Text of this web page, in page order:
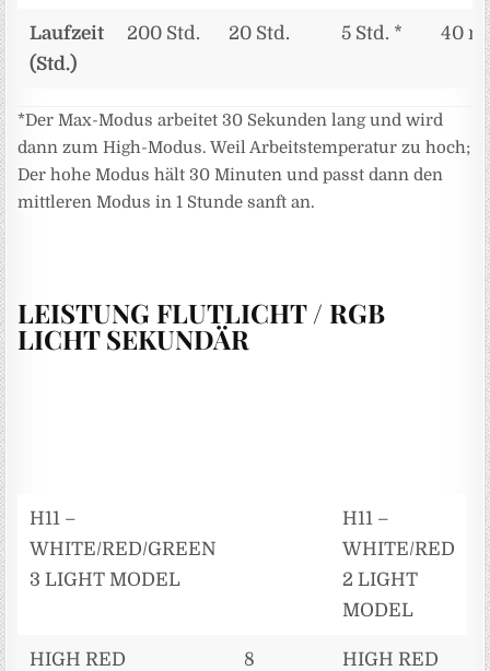
Laufzeit
(Std.)
200 Std. 20 Std. 5 Std. * 40
*Der Max-Modus arbeitet 30 Sekunden lang und wird
dann zum High-Modus. Weil Arbeitstemperatur zu hoch;
Der hohe Modus hält 30 Minuten und passt dann den
mittleren Modus in 1 Stunde sanft an.
LEISTUNG FLUTLICHT / RGB
LICHT SEKUNDÄR
H11 –
WHITE/RED/GREEN
3 LIGHT MODEL
H11 –
WHITE/RED
2 LIGHT
MODEL
HIGH RED
8
HIGH RED
8